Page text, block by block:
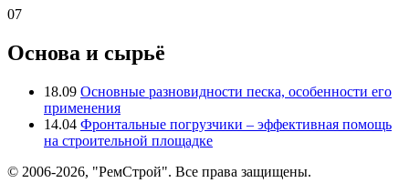
07
Основа и сырьё
18.09 Основные разновидности песка, особенности его
применения
14.04 Фронтальные погрузчики – эффективная помощь
на строительной площадке
© 2006-2026, "РемСтрой". Все права защищены.